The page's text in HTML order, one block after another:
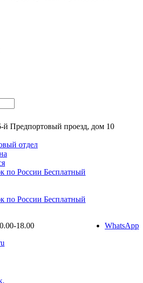
й Предпортовый проезд, дом 10
отдел
по России Бесплатный
по России Бесплатный
18.00
WhatsApp